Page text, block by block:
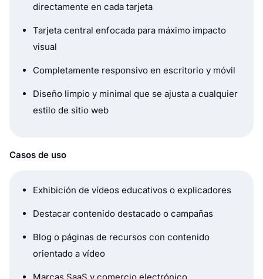
directamente en cada tarjeta
Tarjeta central enfocada para máximo impacto
visual
Completamente responsivo en escritorio y móvil
Diseño limpio y minimal que se ajusta a cualquier
estilo de sitio web
Casos de uso
Exhibición de vídeos educativos o explicadores
Destacar contenido destacado o campañas
Blog o páginas de recursos con contenido
orientado a vídeo
Marcas SaaS y comercio electrónico